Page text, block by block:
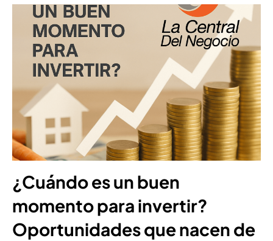
¿Cuándo es un buen
momento para invertir?
Oportunidades que nacen de